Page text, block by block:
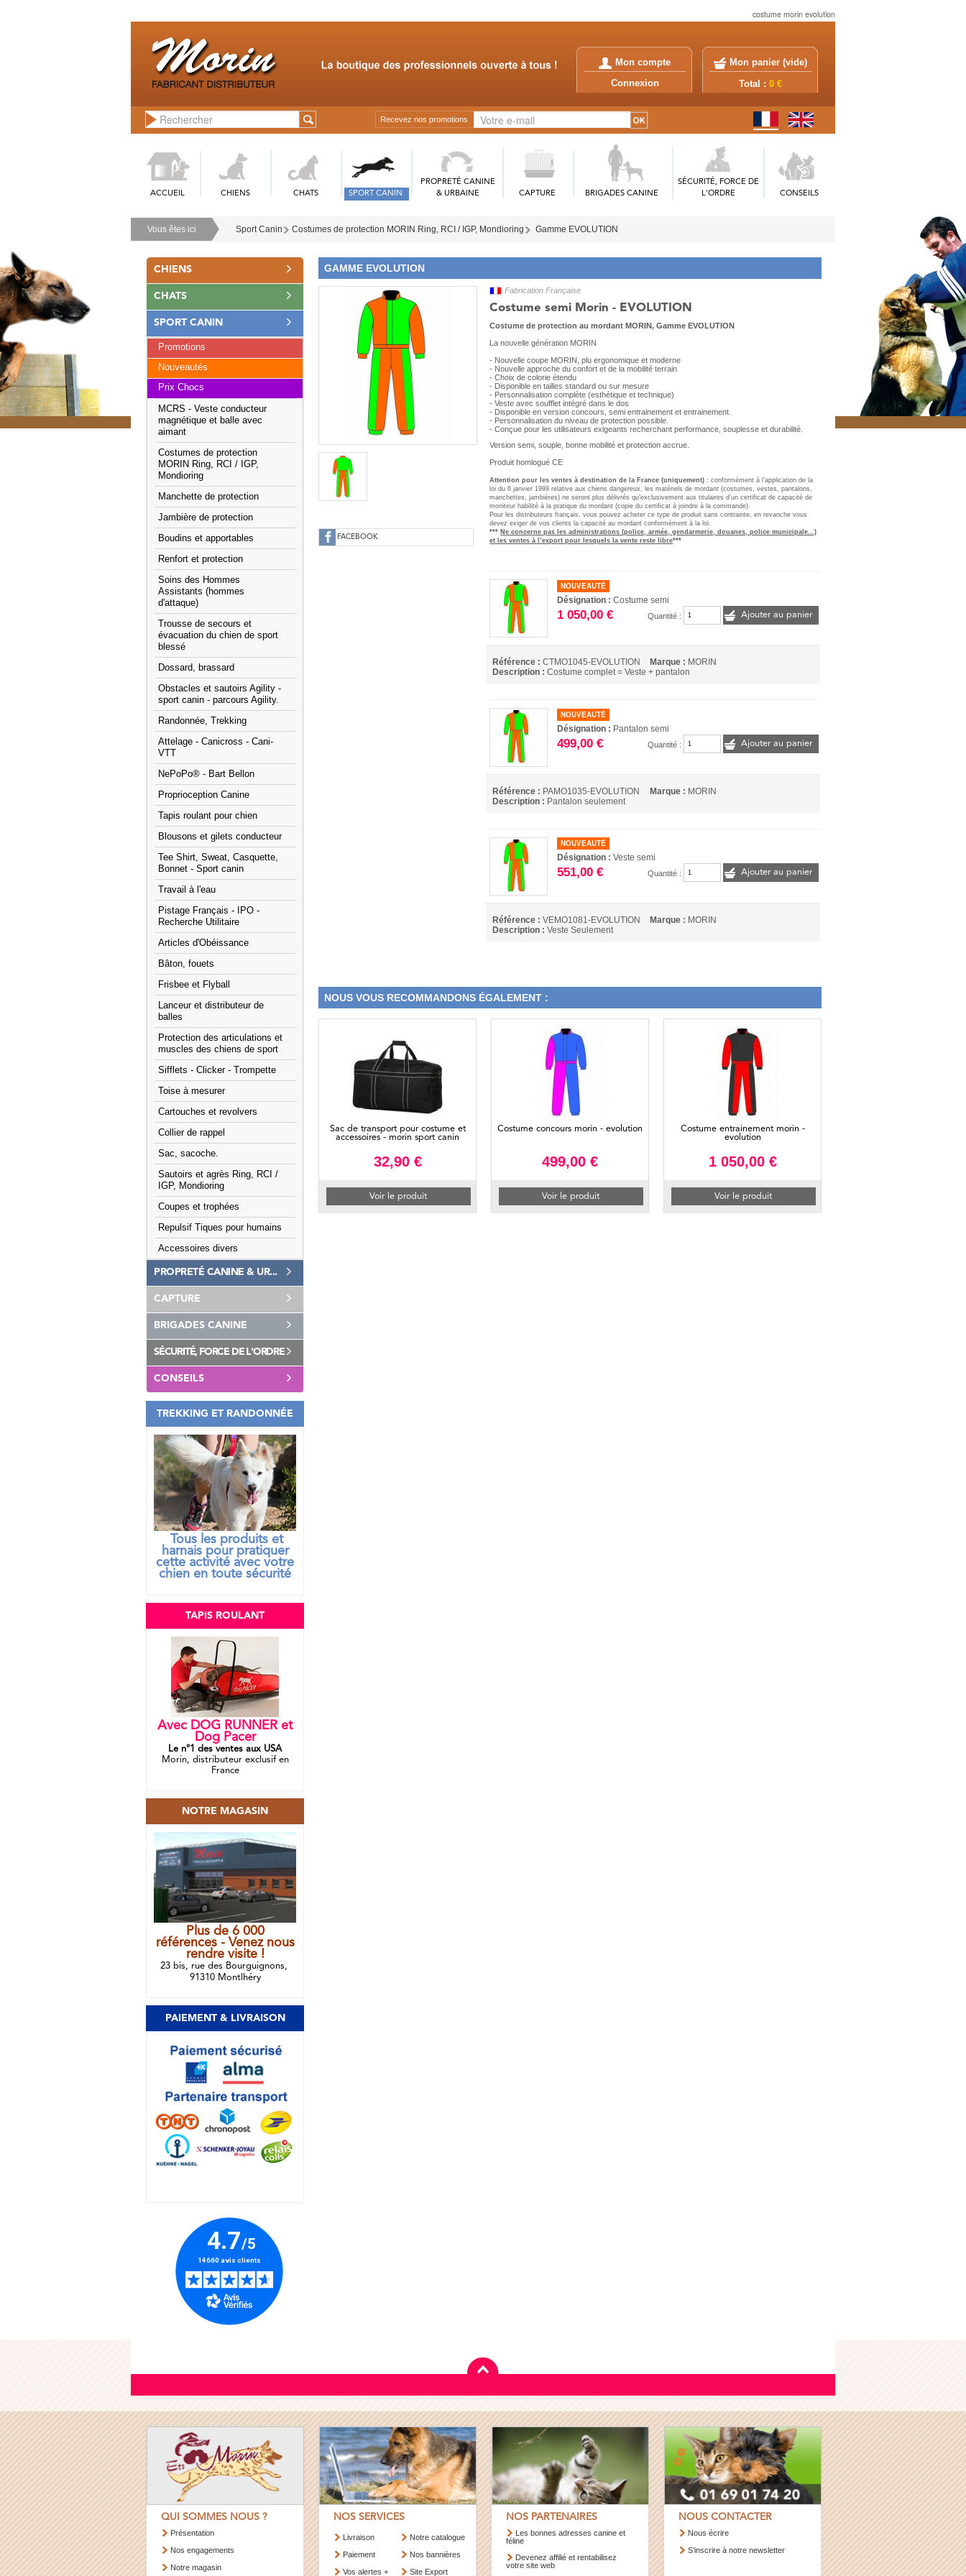
costume morin evolution
Mon compte
Connexion
Mon panier (vide)
Total : 0 €
Recevez nos promotions
ACCUEIL CHIENS CHATS SPORT CANIN
PROPRETÉ CANINE
& URBAINE
CAPTURE BRIGADES CANINE
SÉCURITÉ, FORCE DE
L'ORDRE
CONSEILS
Vous êtes ici Sport Canin Costumes de protection MORIN Ring, RCI / IGP, Mondioring Gamme EVOLUTION
CHIENS
CHATS
SPORT CANIN
Promotions
Nouveautés
Prix Chocs
MCRS - Veste conducteur
magnétique et balle avec
aimant
Costumes de protection
MORIN Ring, RCI / IGP,
Mondioring
Manchette de protection
Jambière de protection
Boudins et apportables
Renfort et protection
Soins des Hommes
Assistants (hommes
d'attaque)
Trousse de secours et
évacuation du chien de sport
blessé
Dossard, brassard
Obstacles et sautoirs Agility -
sport canin - parcours Agility.
Randonnée, Trekking
Attelage - Canicross - Cani-
VTT
NePoPo® - Bart Bellon
Proprioception Canine
Tapis roulant pour chien
Blousons et gilets conducteur
Tee Shirt, Sweat, Casquette,
Bonnet - Sport canin
Travail à l'eau
Pistage Français - IPO -
Recherche Utilitaire
Articles d'Obéissance
Bâton, fouets
Frisbee et Flyball
Lanceur et distributeur de
balles
Protection des articulations et
muscles des chiens de sport
Sifflets - Clicker - Trompette
Toise à mesurer
Cartouches et revolvers
Collier de rappel
Sac, sacoche.
Sautoirs et agrès Ring, RCI /
IGP, Mondioring
Coupes et trophées
Repulsif Tiques pour humains
Accessoires divers
PROPRETÉ CANINE & UR...
CAPTURE
BRIGADES CANINE
SÉCURITÉ, FORCE DE L'ORDRE
CONSEILS
TREKKING ET RANDONNÉE
Tous les produits et
harnais pour pratiquer
cette activité avec votre
chien en toute sécurité
TAPIS ROULANT
Avec DOG RUNNER et
Dog Pacer
Le n°1 des ventes aux USA
Morin, distributeur exclusif en
France
NOTRE MAGASIN
Plus de 6 000
références - Venez nous
rendre visite !
23 bis, rue des Bourguignons,
91310 Montlhéry
PAIEMENT & LIVRAISON
GAMME EVOLUTION
FACEBOOK
Fabrication Française
Costume semi Morin - EVOLUTION
Costume de protection au mordant MORIN, Gamme EVOLUTION
La nouvelle génération MORIN
- Nouvelle coupe MORIN, plu ergonomique et moderne
- Nouvelle approche du confort et de la mobilité terrain
- Choix de colorie étendu
- Disponible en tailles standard ou sur mesure
- Personnalisation complète (esthétique et technique)
- Veste avec soufflet intégré dans le dos
- Disponible en version concours, semi entrainement et entrainement.
- Personnalisation du niveau de protection possible.
- Conçue pour les utilisateurs exigeants recherchant performance, souplesse et durabilité.
Version semi, souple, bonne mobilité et protection accrue.
Produit homlogué CE
Attention pour les ventes à destination de la France (uniquement) : conformément à l’application de la
loi du 6 janvier 1999 relative aux chiens dangereux, les matériels de mordant (costumes, vestes, pantalons,
manchettes, jambières) ne seront plus délivrés qu’exclusivement aux titulaires d’un certificat de capacité de
moniteur habilité à la pratique du mordant (copie du certificat à joindre à la commande).
Pour les distributeurs français, vous pouvez acheter ce type de produit sans contrainte, en revanche vous
devez exiger de vos clients la capacité au mordant conformément à la loi.
*** Ne concerne pas les administrations (police, armée, gendarmerie, douanes, police municipale...)
et les ventes à l’export pour lesquels la vente reste libre***
NOUVEAUTÉ
Désignation :Costume semi
1 050,00 € Quantité : Ajouter au panier
Référence : CTMO1045-EVOLUTION Marque : MORIN
Description : Costume complet = Veste + pantalon
NOUVEAUTÉ
Désignation : Pantalon semi
499,00 € Quantité : Ajouter au panier
Référence : PAMO1035-EVOLUTION Marque : MORIN
Description : Pantalon seulement
NOUVEAUTÉ
Désignation :Veste semi
551,00 € Quantité : Ajouter au panier
Référence : VEMO1081-EVOLUTION Marque : MORIN
Description : Veste Seulement
NOUS VOUS RECOMMANDONS ÉGALEMENT :
Sac de transport pour costume et
accessoires - morin sport canin
32,90 €
Voir le produit
Costume concours morin - evolution
499,00 €
Voir le produit
Costume entrainement morin -
evolution
1 050,00 €
Voir le produit
QUI SOMMES NOUS ?
Présentation
Nos engagements
Notre magasin
NOS SERVICES
Livraison
Paiement
Vos alertes +
Notre catalogue
Nos bannières
Site Export
NOS PARTENAIRES
Les bonnes adresses canine et
féline
Devenez affilié et rentabilisez
votre site web
NOUS CONTACTER
Nous écrire
S’inscrire à notre newsletter